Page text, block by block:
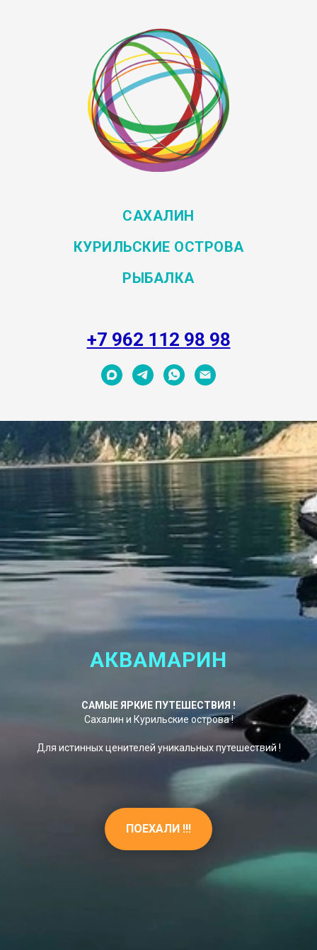
САХАЛИН
КУРИЛЬСКИЕ ОСТРОВА
РЫБАЛКА
+7 962 112 98 98
АКВАМАРИН
САМЫЕ ЯРКИЕ ПУТЕШЕСТВИЯ !
Сахалин и Курильские острова !
Для истинных ценителей уникальных путешествий !
ПОЕХАЛИ !!!